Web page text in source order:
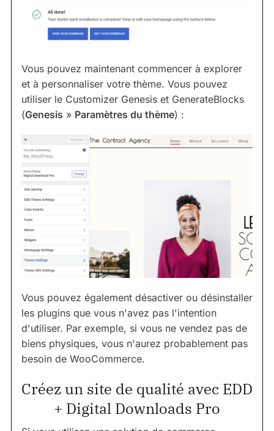
Vous pouvez maintenant commencer à explorer
et à personnaliser votre thème. Vous pouvez
utiliser le Customizer Genesis et GenerateBlocks
(Genesis » Paramètres du thème) :
Vous pouvez également désactiver ou désinstaller
les plugins que vous n'avez pas l'intention
d'utiliser. Par exemple, si vous ne vendez pas de
biens physiques, vous n'aurez probablement pas
besoin de WooCommerce.
Créez un site de qualité avec EDD
+ Digital Downloads Pro